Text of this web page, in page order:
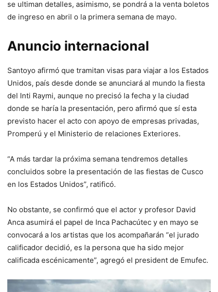
se ultiman detalles, asimismo, se pondrá a la venta boletos
de ingreso en abril o la primera semana de mayo.
Anuncio internacional
Santoyo afirmó que tramitan visas para viajar a los Estados
Unidos, país desde donde se anunciará al mundo la fiesta
del Inti Raymi, aunque no precisó la fecha y la ciudad
donde se haría la presentación, pero afirmó que sí esta
previsto hacer el acto con apoyo de empresas privadas,
Promperú y el Ministerio de relaciones Exteriores.
“A más tardar la próxima semana tendremos detalles
concluidos sobre la presentación de las fiestas de Cusco
en los Estados Unidos”, ratificó.
No obstante, se confirmó que el actor y profesor David
Anca asumirá el papel de Inca Pachacútec y en mayo se
convocará a los artistas que los acompañarán “el jurado
calificador decidió, es la persona que ha sido mejor
calificada escénicamente”, agregó el president de Emufec.